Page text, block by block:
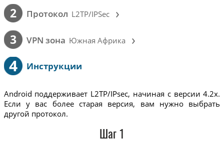
2 Протокол L2TP/IPSec ›
3 VPN зона Южная Африка ›
4 Инструкции
Android поддерживает L2TP/IPsec, начиная с версии 4.2x.
Если у вас более старая версия, вам нужно выбрать
другой протокол.
Шаг 1